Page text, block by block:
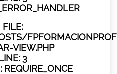
FILE:
VIEW.PHP
3
REQUIRE_ONCE